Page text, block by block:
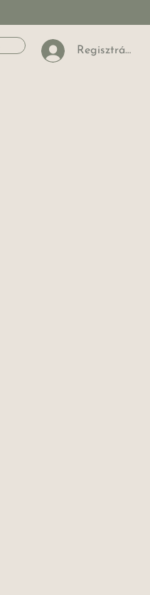
Regisztráció